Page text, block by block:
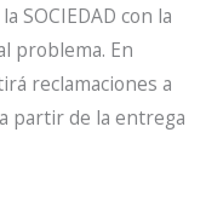
SOCIEDAD con la
problema. En
reclamaciones a
partir de la entrega